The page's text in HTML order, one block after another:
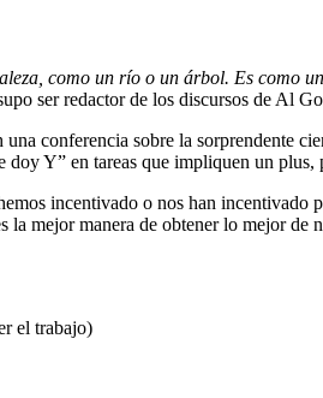
como un río o un árbol. Es como
ser redactor de los discursos de Al
conferencia sobre la sorprendente
Y” en tareas que impliquen un
incentivado o nos han
la mejor manera de obtener lo mejor
el trabajo)